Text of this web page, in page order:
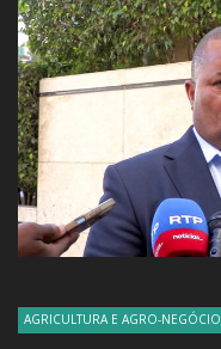
AGRICULTURA E AGRO-NEGÓCIO